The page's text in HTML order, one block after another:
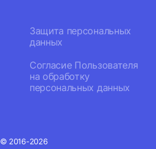
Защита персональных
данных
Согласие Пользователя
на обработку
персональных данных
© 2016-2026